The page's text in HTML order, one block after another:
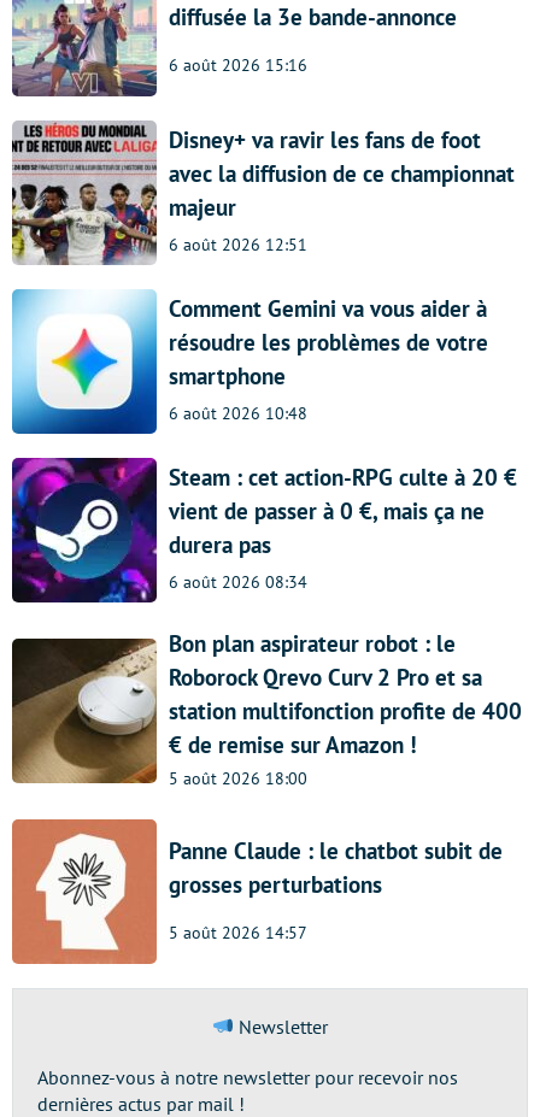
diffusée la 3e bande-annonce
6 août 2026 15:16
Disney+ va ravir les fans de foot
avec la diffusion de ce championnat
majeur
6 août 2026 12:51
Comment Gemini va vous aider à
résoudre les problèmes de votre
smartphone
6 août 2026 10:48
Steam : cet action-RPG culte à 20 €
vient de passer à 0 €, mais ça ne
durera pas
6 août 2026 08:34
Bon plan aspirateur robot : le
Roborock Qrevo Curv 2 Pro et sa
station multifonction profite de 400
€ de remise sur Amazon !
5 août 2026 18:00
Panne Claude : le chatbot subit de
grosses perturbations
5 août 2026 14:57
Newsletter
Abonnez-vous à notre newsletter pour recevoir nos
dernières actus par mail !